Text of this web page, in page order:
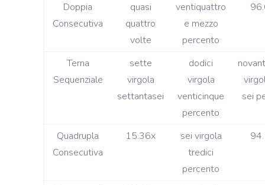
Doppia
Consecutiva
quasi
quattro
volte
ventiquattro
e mezzo
percento
Terna
Sequenziale
sette
virgola
settantasei
dodici
virgola
venticinque
percento
sei
Quadrupla
Consecutiva
15.36x
sei virgola
tredici
percento